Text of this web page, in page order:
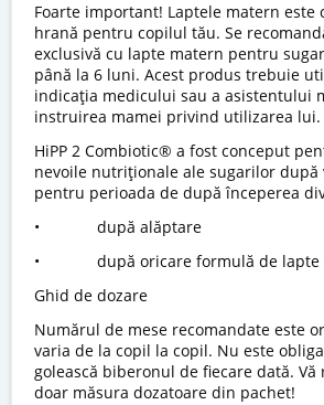
Foarte important! Laptele matern este
hrană pentru copilul tău. Se
exclusivă cu lapte matern pentru
până la 6 luni. Acest produs trebuie
indicaţia medicului sau a asistentului
instruirea mamei privind utilizarea lui.
HiPP 2 Combiotic® a fost conceput
nevoile nutriționale ale sugarilor după
pentru perioada de după începerea
• după alăptare
• după oricare formulă de lapte
Ghid de dozare
Numărul de mese recomandate este
varia de la copil la copil. Nu este
golească biberonul de fiecare dată.
doar măsura dozatoare din pachet!